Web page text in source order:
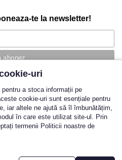
te la newsletter!
SRL
uri
a stoca informații pe
cookie-uri sunt esențiale pentru
iar altele ne ajută să îl îmbunătățim,
în care este utilizat site-ul. Prin
termenii Politicii noastre de